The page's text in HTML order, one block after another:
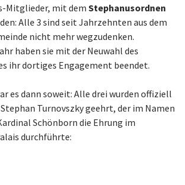
Mitglieder, mit dem Stephanusordnen
Alle 3 sind seit Jahrzehnten aus dem
nicht mehr wegzudenken.
haben sie mit der Neuwahl des
ihr dortiges Engagement beendet.
es dann soweit: Alle drei wurden offiziell
Turnovszky geehrt, der im Namen
Schönborn die Ehrung im
durchführte: